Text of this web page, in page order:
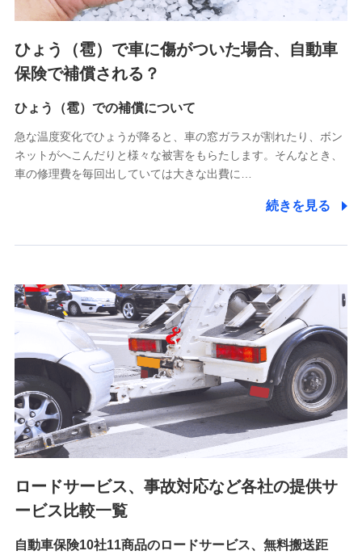
上記に係る連絡・手続き・管理等付帯業務を行うため
4.家族・友達紹介にて取得した個人情報
被紹介者への連絡、及び当社と取引のあるもしくは委託を受
けている保険会社・提携会社の保険その他に関する情報を提
供し、金融商品等の契約を勧奨するため
アンケートやキャンペーン等の実施のため
上記に係る連絡・手続き・管理等付帯業務を行うため
5.通話録音にて取得する情報
7.社員（従業者）の個人情報
人事･勤怠･健康・労務等の管理、給与支給、福利厚生・採用
退職関連処理等の各種手続きのため、当社と従業員または従
業員同士の連絡のため
8.取引先個人情報
取引先としての選定業務、営業情報の提供業務、契約締結手
続き業務、取引管理業務、およびこれらに準ずる業務の遂行
のため
9.お問い合わせ情報
各種お問い合わせに対応するため
10.受託業務の 個人情報
ひょう（雹）で車に傷がついた場合、自動車
保険で補償される？
ひょう（雹）での補償について
急な温度変化でひょうが降ると、車の窓ガラスが割れたり、ボン
ネットがへこんだりと様々な被害をもらたします。そんなとき、
車の修理費を毎回出していては大きな出費に…
続きを見る
ロードサービス、事故対応など各社の提供サ
ービス比較一覧
自動車保険10社11商品のロードサービス、無料搬送距